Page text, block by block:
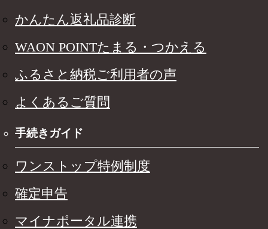
かんたん返礼品診断
WAON POINTたまる・つかえる
ふるさと納税ご利用者の声
よくあるご質問
手続きガイド
ワンストップ特例制度
確定申告
マイナポータル連携